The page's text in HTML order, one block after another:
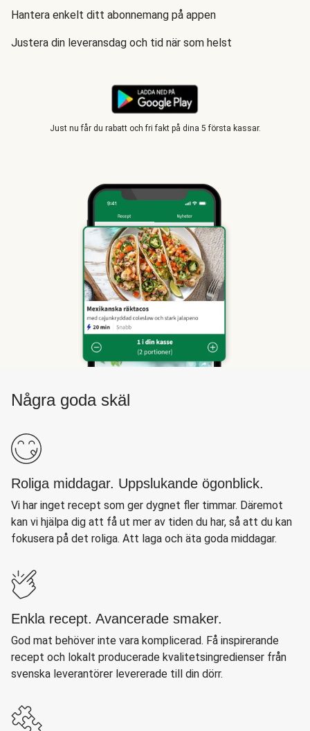
Hantera enkelt ditt abonnemang på appen
Justera din leveransdag och tid när som helst
Just nu får du rabatt och fri fakt på dina 5 första kassar.
Några goda skäl
Roliga middagar. Uppslukande ögonblick.
Vi har inget recept som ger dygnet fler timmar. Däremot
kan vi hjälpa dig att få ut mer av tiden du har, så att du kan
fokusera på det roliga. Att laga och äta goda middagar.
Enkla recept. Avancerade smaker.
God mat behöver inte vara komplicerad. Få inspirerande
recept och lokalt producerade kvalitetsingredienser från
svenska leverantörer levererade till din dörr.